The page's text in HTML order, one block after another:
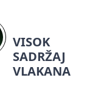
VISOK
SADRŽAJ
VLAKANA